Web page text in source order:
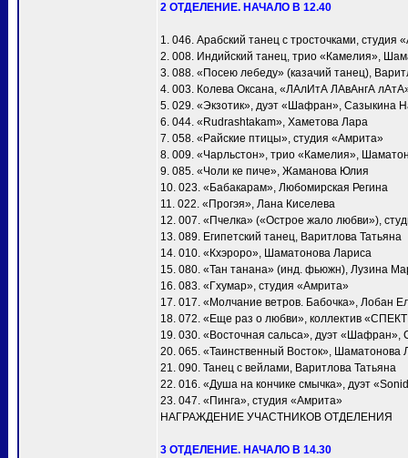
2 ОТДЕЛЕНИЕ. НАЧАЛО В 12.40
1. 046. Арабский танец с тросточками, студия
2. 008. Индийский танец, трио «Камелия»,
3. 088. «Посею лебеду» (казачий танец),
4. 003. Колева Оксана, «ЛАлИтА ЛАвАнгА
5. 029. «Экзотик», дуэт «Шафран», Сазыкина
6. 044. «Rudrashtakam», Хаметова Лара
7. 058. «Райские птицы», студия «Амрита»
8. 009. «Чарльстон», трио «Камелия»,
9. 085. «Чоли ке пиче», Жаманова Юлия
10. 023. «Бабакарам», Любомирская Регина
11. 022. «Прогэя», Лана Киселева
12. 007. «Пчелка» («Острое жало любви»),
13. 089. Египетский танец, Варитлова Татьяна
14. 010. «Кхэроро», Шаматонова Лариса
15. 080. «Тан танана» (инд. фьюжн), Лузина
16. 083. «Гхумар», студия «Амрита»
17. 017. «Молчание ветров. Бабочка», Лобан
18. 072. «Еще раз о любви», коллектив
19. 030. «Восточная сальса», дуэт
20. 065. «Таинственный Восток», Шаматонова
21. 090. Танец с вейлами, Варитлова Татьяна
22. 016. «Душа на кончике смычка», дуэт
23. 047. «Пинга», студия «Амрита»
НАГРАЖДЕНИЕ УЧАСТНИКОВ ОТДЕЛЕНИЯ
3 ОТДЕЛЕНИЕ. НАЧАЛО В 14.30